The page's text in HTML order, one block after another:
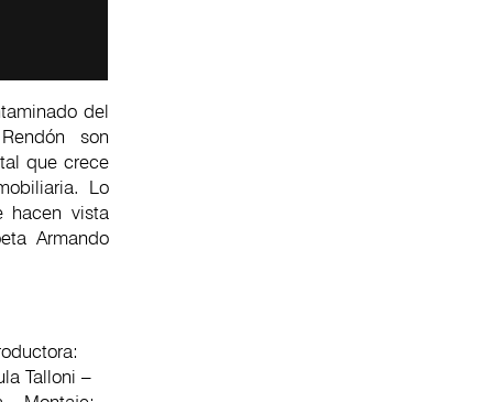
del
son
que crece
Lo
hacen vista
Armando
Talloni –